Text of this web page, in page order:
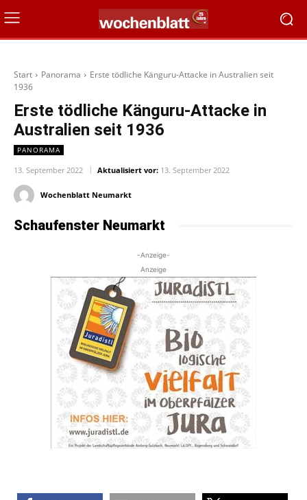
Start Panorama
Erste tödliche Känguru-Attacke in Australien seit
1936
Erste tödliche Känguru-Attacke in
Australien seit 1936
PANORAMA
13. September 2022 Aktualisiert vor: 13. September 2022
Wochenblatt Neumarkt
Schaufenster Neumarkt
-Anzeige-
Anzeige